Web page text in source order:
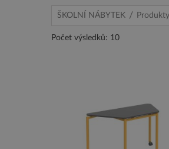
ŠKOLNÍ NÁBYTEK Produkty
Počet výsledků: 10